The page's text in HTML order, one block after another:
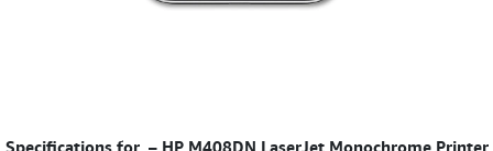
– HP M408DN LaserJet Monochrome Printer